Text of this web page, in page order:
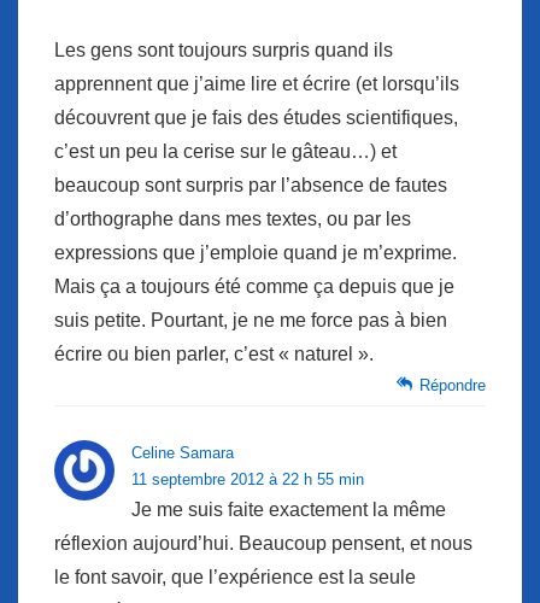
Les gens sont toujours surpris quand ils
apprennent que j’aime lire et écrire (et lorsqu’ils
découvrent que je fais des études scientifiques,
c’est un peu la cerise sur le gâteau…) et
beaucoup sont surpris par l’absence de fautes
d’orthographe dans mes textes, ou par les
expressions que j’emploie quand je m’exprime.
Mais ça a toujours été comme ça depuis que je
suis petite. Pourtant, je ne me force pas à bien
écrire ou bien parler, c’est « naturel ».
Répondre
Celine Samara
11 septembre 2012 à 22 h 55 min
Je me suis faite exactement la même
réflexion aujourd’hui. Beaucoup pensent, et nous
le font savoir, que l’expérience est la seule